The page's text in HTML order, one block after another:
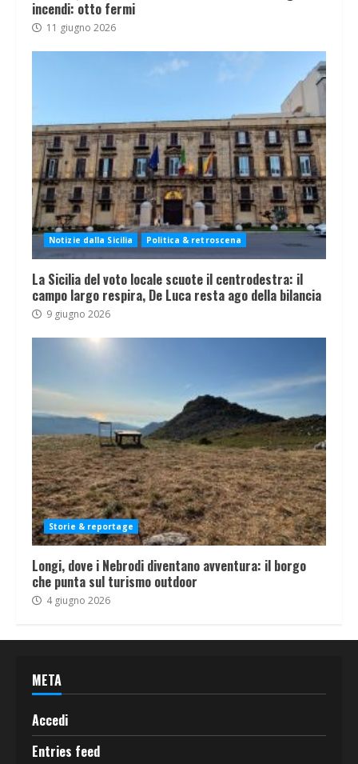
incendi: otto fermi
11 giugno 2026
Notizie dalla Sicilia Politica & retroscena
La Sicilia del voto locale scuote il centrodestra: il
campo largo respira, De Luca resta ago della bilancia
9 giugno 2026
Storie & reportage
Longi, dove i Nebrodi diventano avventura: il borgo
che punta sul turismo outdoor
4 giugno 2026
META
Accedi
Entries feed